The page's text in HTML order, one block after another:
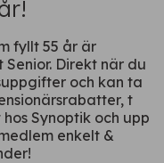
fyllt 55 år är
Direkt när du
och kan ta
t
Synoptik och upp
enkelt &